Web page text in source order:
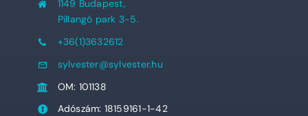
1149 Budapest,
Pillangó park 3-5.
+36(1)3632612
sylvester@sylvester.hu
OM: 101138
Adószám: 18159161-1-42